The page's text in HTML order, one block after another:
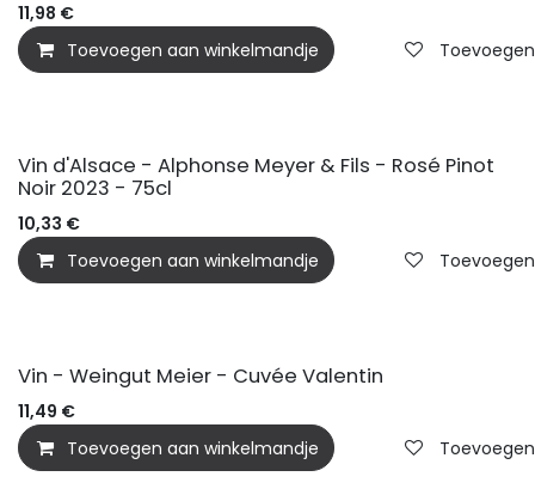
11,98 €
Toevoegen aan winkelmandje
Vin d'Alsace - Alphonse Meyer & Fils - Rosé Pinot
Noir 2023 - 75cl
10,33 €
Toevoegen aan winkelmandje
BIO
Vin - Weingut Meier - Cuvée Valentin
11,49 €
Toevoegen aan winkelmandje